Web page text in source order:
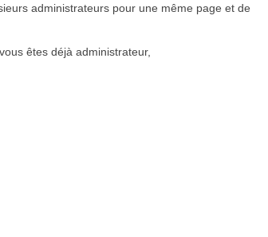
administrateurs pour une même page et de
êtes déjà administrateur,